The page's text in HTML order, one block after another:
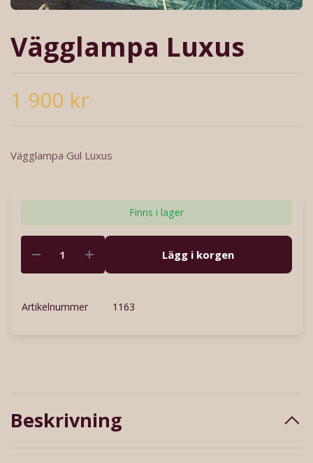
Vägglampa Luxus
1 900 kr
Vägglampa Gul Luxus
Finns i lager
Lägg i korgen
Artikelnummer 1163
Beskrivning